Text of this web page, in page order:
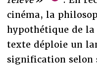
cinéma, la
hypothétique de
texte déploie un
signification selon